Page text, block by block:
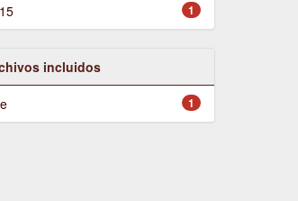
1
incluidos
1